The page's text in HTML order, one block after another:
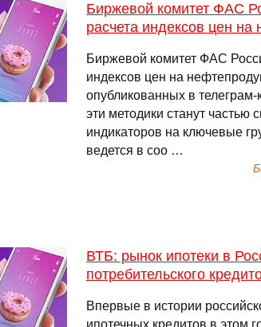
Биржевой комитет ФАС
расчета индексов цен на
Биржевой комитет ФАС
индексов цен на
опубликованных в
эти методики станут частью
индикаторов на ключевые
ведется в соо …
ВТБ: рынок ипотеки в
потребительского
Впервые в истории
ипотечных кредитов в этом